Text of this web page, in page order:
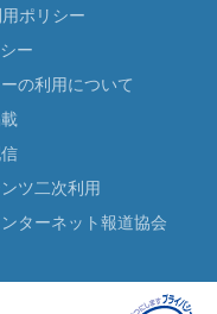
ポリシー
ー
の利用について
ツ二次利用
ターネット報道協会